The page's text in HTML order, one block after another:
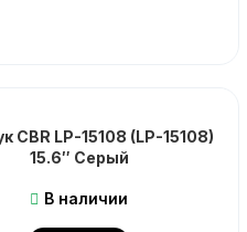
CBR LP-15108 (LP-15108)
15.6″ Серый
В наличии